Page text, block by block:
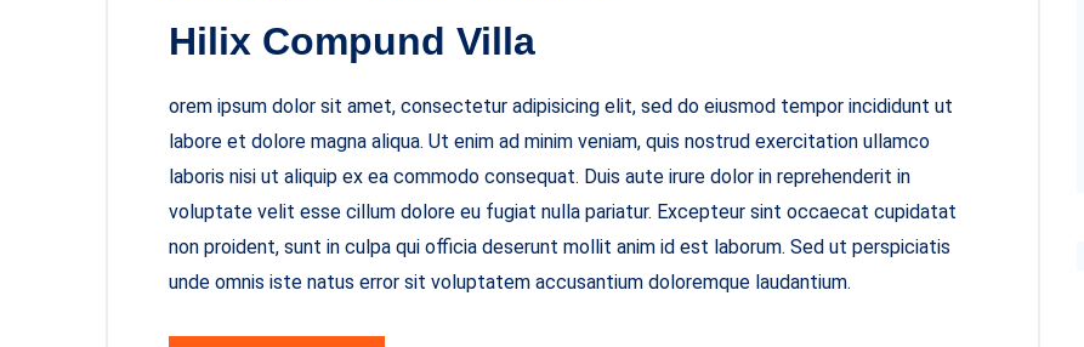
Hilix Compund Villa
orem ipsum dolor sit amet, consectetur adipisicing elit, sed do eiusmod tempor incididunt ut
labore et dolore magna aliqua. Ut enim ad minim veniam, quis nostrud exercitation ullamco
laboris nisi ut aliquip ex ea commodo consequat. Duis aute irure dolor in reprehenderit in
voluptate velit esse cillum dolore eu fugiat nulla pariatur. Excepteur sint occaecat cupidatat
non proident, sunt in culpa qui officia deserunt mollit anim id est laborum. Sed ut perspiciatis
unde omnis iste natus error sit voluptatem accusantium doloremque laudantium.